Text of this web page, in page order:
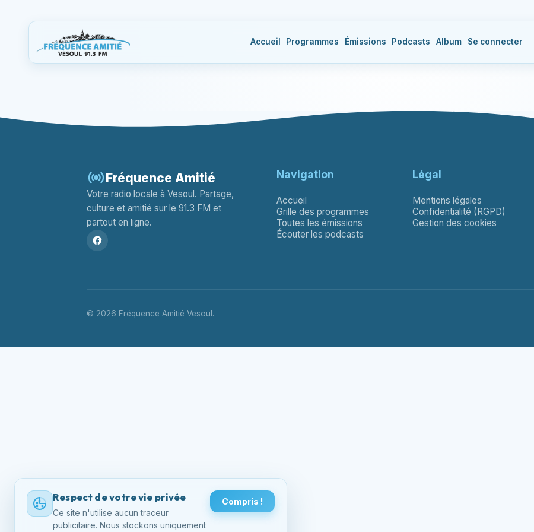
Respect de votre vie privée
Ce site n'utilise aucun traceur
publicitaire. Nous stockons uniquement
Compris !
Accueil Programmes Émissions Podcasts Album Se connecter
Fréquence Amitié
Votre radio locale à Vesoul. Partage,
culture et amitié sur le 91.3 FM et
partout en ligne.
Navigation
Accueil
Grille des programmes
Toutes les émissions
Écouter les podcasts
Légal
Mentions légales
Confidentialité (RGPD)
Gestion des cookies
© 2026 Fréquence Amitié Vesoul.